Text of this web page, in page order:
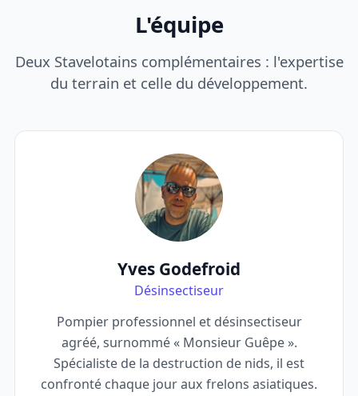
L'équipe
Deux Stavelotains complémentaires : l'expertise
du terrain et celle du développement.
Yves Godefroid
Désinsectiseur
Pompier professionnel et désinsectiseur
agréé, surnommé « Monsieur Guêpe ».
Spécialiste de la destruction de nids, il est
confronté chaque jour aux frelons asiatiques.